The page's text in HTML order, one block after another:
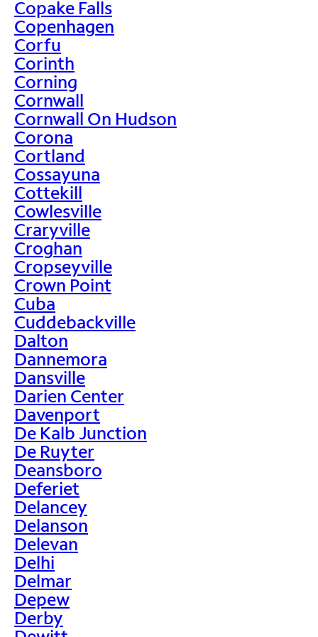
Copake Falls
Copenhagen
Corfu
Corinth
Corning
Cornwall
Cornwall On Hudson
Corona
Cortland
Cossayuna
Cottekill
Cowlesville
Craryville
Croghan
Cropseyville
Crown Point
Cuba
Cuddebackville
Dalton
Dannemora
Dansville
Darien Center
Davenport
De Kalb Junction
De Ruyter
Deansboro
Deferiet
Delancey
Delanson
Delevan
Delhi
Delmar
Depew
Derby